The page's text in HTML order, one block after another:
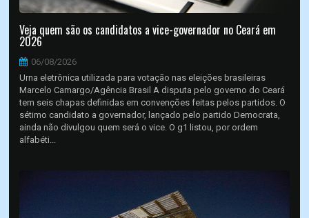
Veja quem são os candidatos a vice-governador no Ceará em
2026
06/08/2026
Urna eletrônica utilizada para votação nas eleições brasileiras
Marcelo Camargo/Agência Brasil A disputa pelo governo do Ceará
tem seis chapas definidas em convenções feitas pelos partidos. O
sétimo candidato a governador, lançado pelo partido Democrata,
ainda não divulgou quem será o vice. O g1 listou, por ordem
alfabéti...